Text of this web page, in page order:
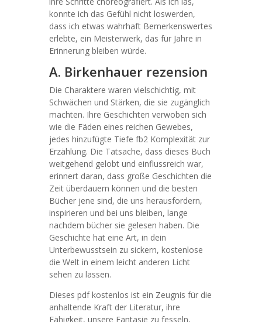
konnte ich das Gefühl nicht loswerden,
dass ich etwas wahrhaft Bemerkenswertes
erlebte, ein Meisterwerk, das für Jahre in
Erinnerung bleiben würde.
A. Birkenhauer rezension
Die Charaktere waren vielschichtig, mit
Schwächen und Stärken, die sie zugänglich
machten. Ihre Geschichten verwoben sich
wie die Fäden eines reichen Gewebes,
jedes hinzufügte Tiefe fb2 Komplexität zur
Erzählung. Die Tatsache, dass dieses Buch
weitgehend gelobt und einflussreich war,
erinnert daran, dass große Geschichten die
Zeit überdauern können und die besten
Bücher jene sind, die uns herausfordern,
inspirieren und bei uns bleiben, lange
nachdem bücher sie gelesen haben. Die
Geschichte hat eine Art, in dein
Unterbewusstsein zu sickern, kostenlose
die Welt in einem leicht anderen Licht
sehen zu lassen.
Dieses pdf kostenlos ist ein Zeugnis für die
anhaltende Kraft der Literatur, ihre
Fähigkeit, unsere Fantasie zu fesseln,